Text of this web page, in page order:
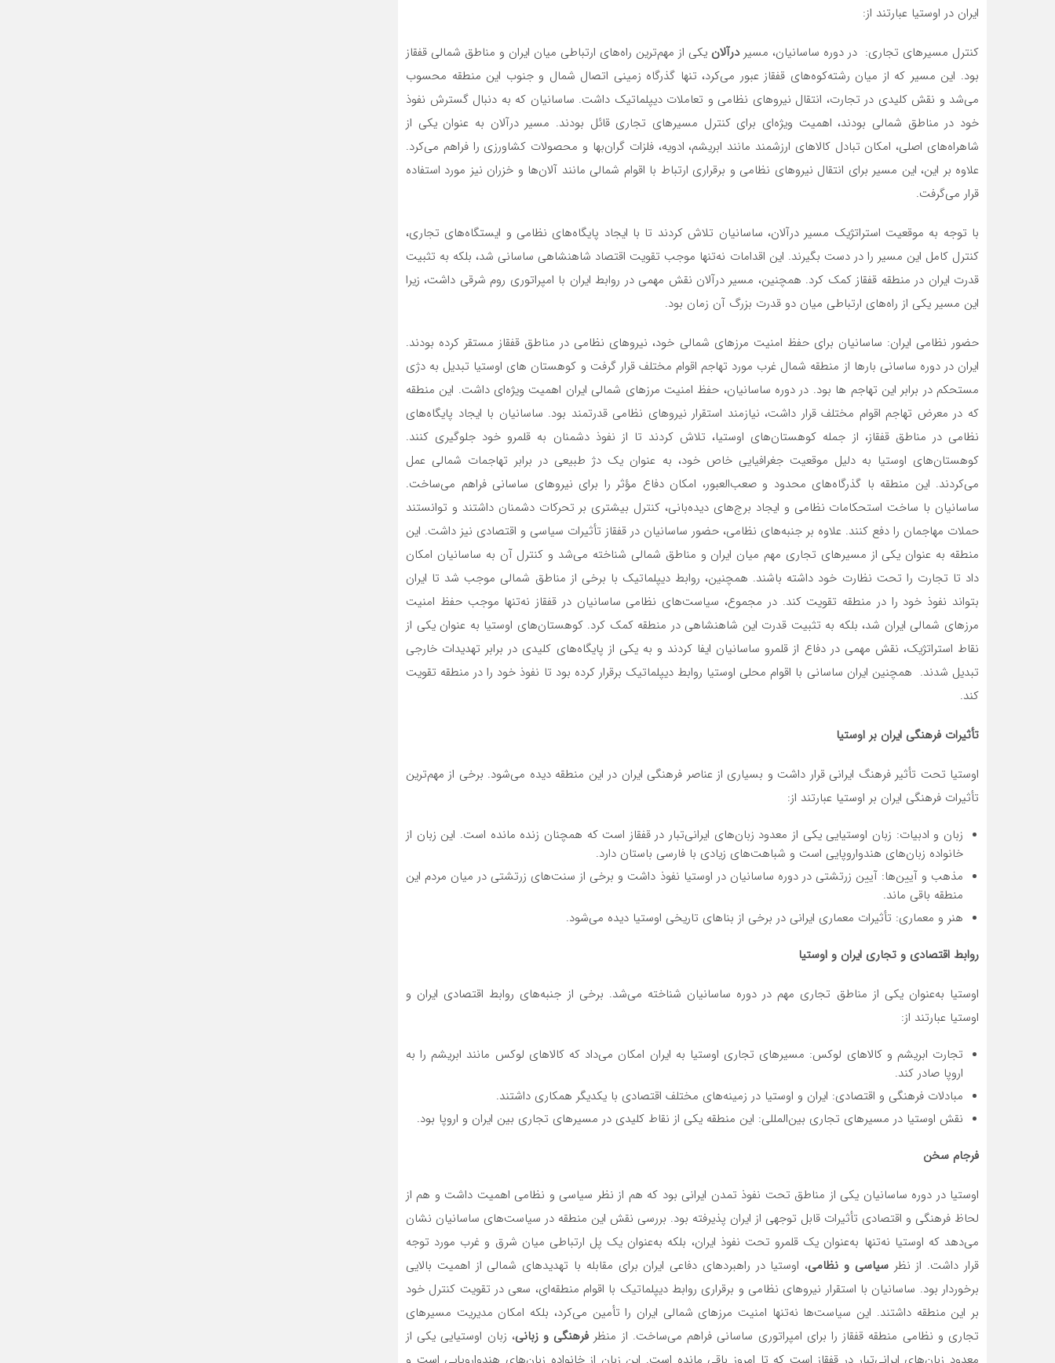
ایران در اوستیا عبارتند از:
کنترل مسیرهای تجاری: در دوره ساسانیان، مسیردرآلان یکی از مهم‌ترین راه‌های ارتباطی میان ایران و مناطق شمالی قفقاز
بود. این مسیر که از میان رشته‌کوه‌های قفقاز عبور می‌کرد، تنها گذرگاه زمینی اتصال شمال و جنوب این منطقه محسوب
می‌شد و نقش کلیدی در تجارت، انتقال نیروهای نظامی و تعاملات دیپلماتیک داشت. ساسانیان که به دنبال گسترش نفوذ
خود در مناطق شمالی بودند، اهمیت ویژه‌ای برای کنترل مسیرهای تجاری قائل بودند. مسیر درآلان به عنوان یکی از
شاهراه‌های اصلی، امکان تبادل کالاهای ارزشمند مانند ابریشم، ادویه، فلزات گران‌بها و محصولات کشاورزی را فراهم می‌کرد.
علاوه بر این، این مسیر برای انتقال نیروهای نظامی و برقراری ارتباط با اقوام شمالی مانند آلان‌ها و خزران نیز مورد استفاده
قرار می‌گرفت.
با توجه به موقعیت استراتژیک مسیر درآلان، ساسانیان تلاش کردند تا با ایجاد پایگاه‌های نظامی و ایستگاه‌های تجاری،
کنترل کامل این مسیر را در دست بگیرند. این اقدامات نه‌تنها موجب تقویت اقتصاد شاهنشاهی ساسانی شد، بلکه به تثبیت
قدرت ایران در منطقه قفقاز کمک کرد. همچنین، مسیر درآلان نقش مهمی در روابط ایران با امپراتوری روم شرقی داشت، زیرا
این مسیر یکی از راه‌های ارتباطی میان دو قدرت بزرگ آن زمان بود.
حضور نظامی ایران: ساسانیان برای حفظ امنیت مرزهای شمالی خود، نیروهای نظامی در مناطق قفقاز مستقر کرده بودند.
ایران در دوره ساسانی بارها از منطقه شمال غرب مورد تهاجم اقوام مختلف قرار گرفت و کوهستان های اوستیا تبدیل به دژی
مستحکم در برابر این تهاجم ها بود. در دوره ساسانیان، حفظ امنیت مرزهای شمالی ایران اهمیت ویژه‌ای داشت. این منطقه
که در معرض تهاجم اقوام مختلف قرار داشت، نیازمند استقرار نیروهای نظامی قدرتمند بود. ساسانیان با ایجاد پایگاه‌های
نظامی در مناطق قفقاز، از جمله کوهستان‌های اوستیا، تلاش کردند تا از نفوذ دشمنان به قلمرو خود جلوگیری کنند.
کوهستان‌های اوستیا به دلیل موقعیت جغرافیایی خاص خود، به عنوان یک دژ طبیعی در برابر تهاجمات شمالی عمل
می‌کردند. این منطقه با گذرگاه‌های محدود و صعب‌العبور، امکان دفاع مؤثر را برای نیروهای ساسانی فراهم می‌ساخت.
ساسانیان با ساخت استحکامات نظامی و ایجاد برج‌های دیده‌بانی، کنترل بیشتری بر تحرکات دشمنان داشتند و توانستند
حملات مهاجمان را دفع کنند. علاوه بر جنبه‌های نظامی، حضور ساسانیان در قفقاز تأثیرات سیاسی و اقتصادی نیز داشت. این
منطقه به عنوان یکی از مسیرهای تجاری مهم میان ایران و مناطق شمالی شناخته می‌شد و کنترل آن به ساسانیان امکان
داد تا تجارت را تحت نظارت خود داشته باشند. همچنین، روابط دیپلماتیک با برخی از مناطق شمالی موجب شد تا ایران
بتواند نفوذ خود را در منطقه تقویت کند. در مجموع، سیاست‌های نظامی ساسانیان در قفقاز نه‌تنها موجب حفظ امنیت
مرزهای شمالی ایران شد، بلکه به تثبیت قدرت این شاهنشاهی در منطقه کمک کرد. کوهستان‌های اوستیا به عنوان یکی از
نقاط استراتژیک، نقش مهمی در دفاع از قلمرو ساسانیان ایفا کردند و به یکی از پایگاه‌های کلیدی در برابر تهدیدات خارجی
تبدیل شدند. همچنین ایران ساسانی با اقوام محلی اوستیا روابط دیپلماتیک برقرار کرده بود تا نفوذ خود را در منطقه تقویت
کند.
تأثیرات فرهنگی ایران بر اوستیا
اوستیا تحت تأثیر فرهنگ ایرانی قرار داشت و بسیاری از عناصر فرهنگی ایران در این منطقه دیده می‌شود. برخی از مهم‌ترین
تأثیرات فرهنگی ایران بر اوستیا عبارتند از:
زبان و ادبیات: زبان اوستیایی یکی از معدود زبان‌های ایرانی‌تبار در قفقاز است که همچنان زنده مانده است. این زبان از
خانواده زبان‌های هندواروپایی است و شباهت‌های زیادی با فارسی باستان دارد.
مذهب و آیین‌ها: آیین زرتشتی در دوره ساسانیان در اوستیا نفوذ داشت و برخی از سنت‌های زرتشتی در میان مردم این
منطقه باقی ماند.
هنر و معماری: تأثیرات معماری ایرانی در برخی از بناهای تاریخی اوستیا دیده می‌شود.
روابط اقتصادی و تجاری ایران و اوستیا
اوستیا به‌عنوان یکی از مناطق تجاری مهم در دوره ساسانیان شناخته می‌شد. برخی از جنبه‌های روابط اقتصادی ایران و
اوستیا عبارتند از:
تجارت ابریشم و کالاهای لوکس: مسیرهای تجاری اوستیا به ایران امکان می‌داد که کالاهای لوکس مانند ابریشم را به
اروپا صادر کند.
مبادلات فرهنگی و اقتصادی: ایران و اوستیا در زمینه‌های مختلف اقتصادی با یکدیگر همکاری داشتند.
نقش اوستیا در مسیرهای تجاری بین‌المللی: این منطقه یکی از نقاط کلیدی در مسیرهای تجاری بین ایران و اروپا بود.
فرجام سخن
اوستیا در دوره ساسانیان یکی از مناطق تحت نفوذ تمدن ایرانی بود که هم از نظر سیاسی و نظامی اهمیت داشت و هم از
لحاظ فرهنگی و اقتصادی تأثیرات قابل توجهی از ایران پذیرفته بود. بررسی نقش این منطقه در سیاست‌های ساسانیان نشان
می‌دهد که اوستیا نه‌تنها به‌عنوان یک قلمرو تحت نفوذ ایران، بلکه به‌عنوان یک پل ارتباطی میان شرق و غرب مورد توجه
قرار داشت. از نظرسیاسی و نظامی، اوستیا در راهبردهای دفاعی ایران برای مقابله با تهدیدهای شمالی از اهمیت بالایی
برخوردار بود. ساسانیان با استقرار نیروهای نظامی و برقراری روابط دیپلماتیک با اقوام منطقه‌ای، سعی در تقویت کنترل خود
بر این منطقه داشتند. این سیاست‌ها نه‌تنها امنیت مرزهای شمالی ایران را تأمین می‌کرد، بلکه امکان مدیریت مسیرهای
تجاری و نظامی منطقه قفقاز را برای امپراتوری ساسانی فراهم می‌ساخت. از منظر فرهنگی و زبانی، زبان اوستیایی یکی از